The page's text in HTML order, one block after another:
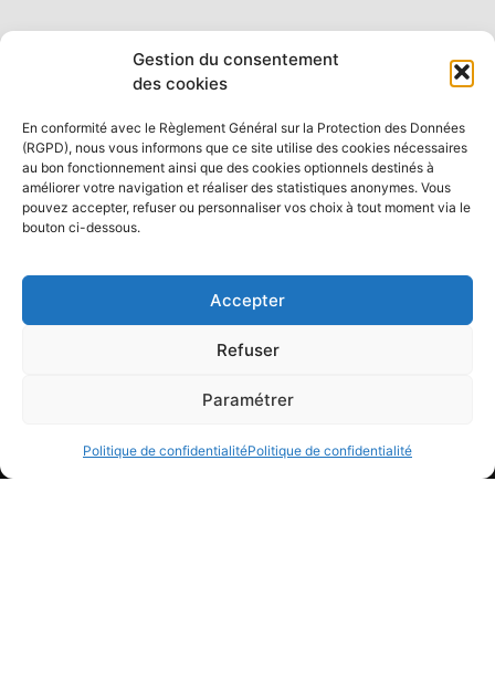
Gestion du consentement
des cookies
En conformité avec le Règlement Général sur la Protection des Données
(RGPD), nous vous informons que ce site utilise des cookies nécessaires
au bon fonctionnement ainsi que des cookies optionnels destinés à
améliorer votre navigation et réaliser des statistiques anonymes. Vous
pouvez accepter, refuser ou personnaliser vos choix à tout moment via le
bouton ci-dessous.
Accepter
Refuser
Paramétrer
Politique de confidentialitéPolitique de confidentialité
restaurant